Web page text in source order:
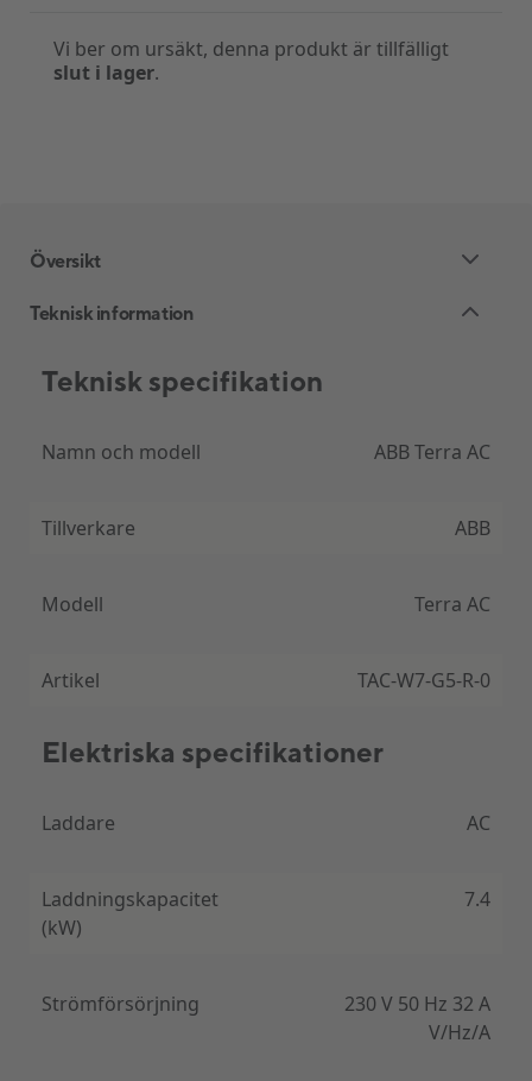
Vi ber om ursäkt, denna produkt är tillfälligt
slut i lager.
Översikt
ABB Terra AC
Säker och smart elbilsladdning med
utmärkta kvaliteten, vilket man kan förvänta sig av
världsledaren inom laddning, i en kostnadseffektiv
lösning.
Teknisk information
Teknisk specifikation
Namn och modell ABB Terra AC
Tillverkare ABB
Modell Terra AC
Artikel TAC-W7-G5-R-0
Elektriska specifikationer
Laddare AC
Laddningskapacitet
(kW)
7.4
Strömförsörjning
230 V 50 Hz 32 A
V/Hz/A